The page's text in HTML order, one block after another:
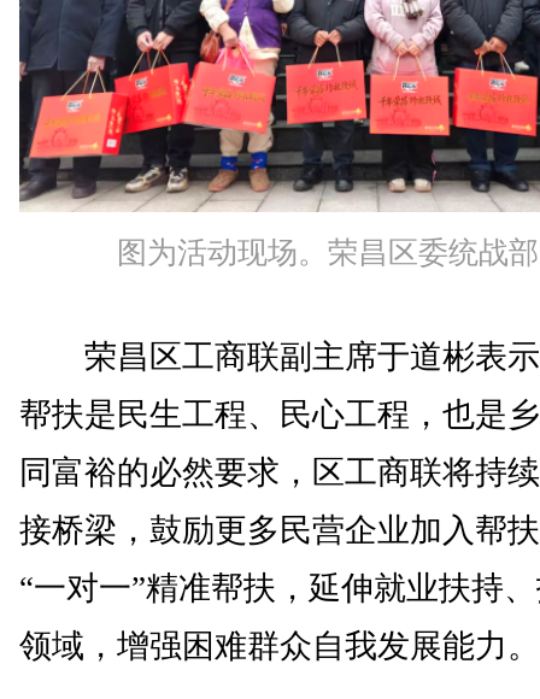
图为活动现场。荣昌区委统战
荣昌区工商联副主席于道彬表示
帮扶是民生工程、民心工程，也是
同富裕的必然要求，区工商联将持
接桥梁，鼓励更多民营企业加入帮
“一对一”精准帮扶，延伸就业扶持
领域，增强困难群众自我发展能力。